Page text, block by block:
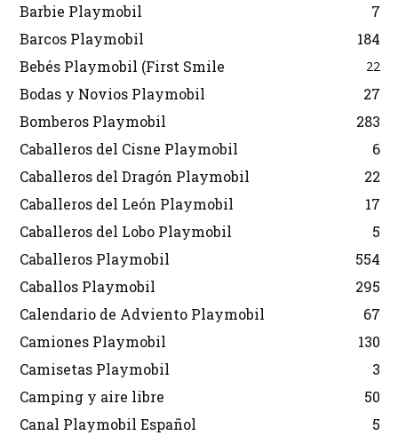
Barbie Playmobil
7
Barcos Playmobil
184
Bebés Playmobil (First Smile
22
Bodas y Novios Playmobil
27
Bomberos Playmobil
283
Caballeros del Cisne Playmobil
6
Caballeros del Dragón Playmobil
22
Caballeros del León Playmobil
17
Caballeros del Lobo Playmobil
5
Caballeros Playmobil
554
Caballos Playmobil
295
Calendario de Adviento Playmobil
67
Camiones Playmobil
130
Camisetas Playmobil
3
Camping y aire libre
50
Canal Playmobil Español
5